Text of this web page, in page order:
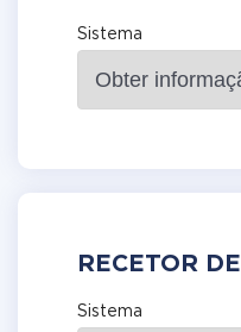
Sistema
RECETOR
Sistema